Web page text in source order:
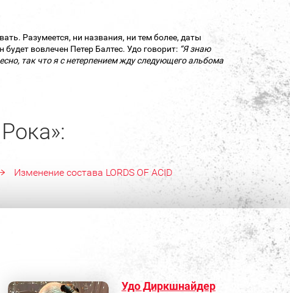
Разумеется, ни названия, ни тем более, даты
вовлечен Петер Балтес. Удо говорит: “Я знаю
так что я с нетерпением жду следующего альбома
Изменение состава LORDS OF ACID
Удо Диркшнайдер